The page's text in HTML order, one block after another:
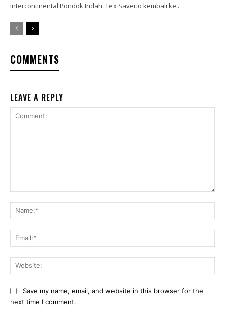
Intercontinental Pondok Indah. Tex Saverio kembali ke...
COMMENTS
LEAVE A REPLY
Save my name, email, and website in this browser for the
next time I comment.